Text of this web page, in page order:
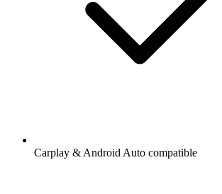
Carplay & Android Auto compatible